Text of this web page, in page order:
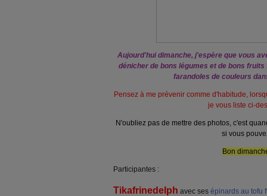
Aujourd'hui dimanche, j'espère que vous
dénicher de bons légumes et de bons
farandoles de couleurs
Pensez à me prévenir comme d'habitude,
je vous liste ci-
N'oubliez pas de mettre des photos, c'est
si vous
Bon
Participantes :
Tikafrinedelph avec ses épinards au tofu